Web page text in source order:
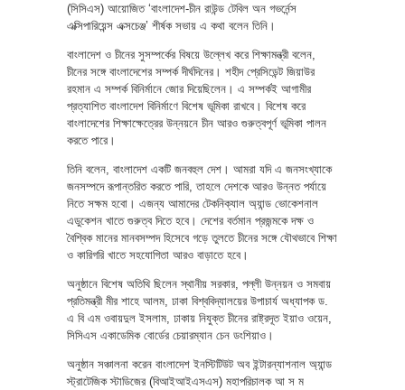
(সিসিএস) আয়োজিত ‘বাংলাদেশ-চীন রাউন্ড টেবিল অন গভর্নেন্স
এক্সিপারিয়েন্স এক্সচেঞ্জ’ শীর্ষক সভায় এ কথা বলেন তিনি।
বাংলাদেশ ও চীনের সুসম্পর্কের বিষয়ে উল্লেখ করে শিক্ষামন্ত্রী বলেন,
চীনের সঙ্গে বাংলাদেশের সম্পর্ক দীর্ঘদিনের। শহীদ প্রেসিডেন্ট জিয়াউর
রহমান এ সম্পর্ক বিনির্মানে জোর দিয়েছিলেন। এ সম্পর্কই আগামীর
প্রত্যাশিত বাংলাদেশ বিনির্মাণে বিশেষ ভূমিকা রাখবে। বিশেষ করে
বাংলাদেশের শিক্ষাক্ষেত্রের উন্নয়নে চীন আরও গুরুত্বপূর্ণ ভূমিকা পালন
করতে পারে।
তিনি বলেন, বাংলাদেশ একটি জনবহুল দেশ। আমরা যদি এ জনসংখ্যাকে
জনসম্পদে রূপান্তরিত করতে পারি, তাহলে দেশকে আরও উন্নত পর্যায়ে
নিতে সক্ষম হবো। এজন্য আমাদের টেকনিক্যাল অ্যান্ড ভোকেশনাল
এডুকেশন খাতে গুরুত্ব দিতে হবে। দেশের বর্তমান প্রজন্মকে দক্ষ ও
বৈশ্বিক মানের মানবসম্পদ হিসেবে গড়ে তুলতে চীনের সঙ্গে যৌথভাবে শিক্ষা
ও কারিগরি খাতে সহযোগিতা আরও বাড়াতে হবে।
অনুষ্ঠানে বিশেষ অতিথি ছিলেন স্থানীয় সরকার, পল্লী উন্নয়ন ও সমবায়
প্রতিমন্ত্রী মীর শাহে আলম, ঢাকা বিশ্ববিদ্যালয়ের উপাচার্য অধ্যাপক ড.
এ বি এম ওবায়দুল ইসলাম, ঢাকায় নিযুক্ত চীনের রাষ্ট্রদূত ইয়াও ওয়েন,
সিসিএস একাডেমিক বোর্ডের চেয়ারম্যান চেন ডংশিয়াও।
অনুষ্ঠান সঞ্চালনা করেন বাংলাদেশ ইনস্টিটিউট অব ইন্টারন্যাশনাল অ্যান্ড
স্ট্রাটেজিক স্টাডিজের (বিআইআইএসএস) মহাপরিচালক আ স ম